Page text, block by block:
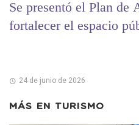
Se presentó el Plan de
fortalecer el espacio
24 de junio de 2026
MÁS EN TURISMO